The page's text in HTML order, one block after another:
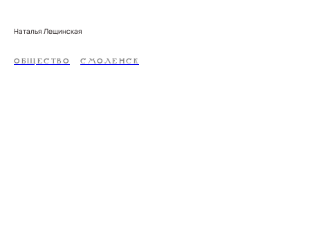
Наталья Лещинская
ОБЩЕСТВО СМОЛЕНСК